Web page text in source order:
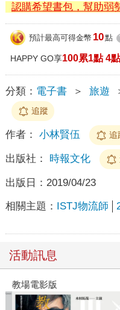
認購希望書包，幫助弱
預計最高可得金幣 10點
HAPPY GO享100累1點 4
分類： 電子書 ＞ 旅遊
追蹤
作者： 小林賢伍 追
出版社： 時報文化
出版日： 2019/04/23
相關主題： ISTJ物流師
活動訊息
教場電影版